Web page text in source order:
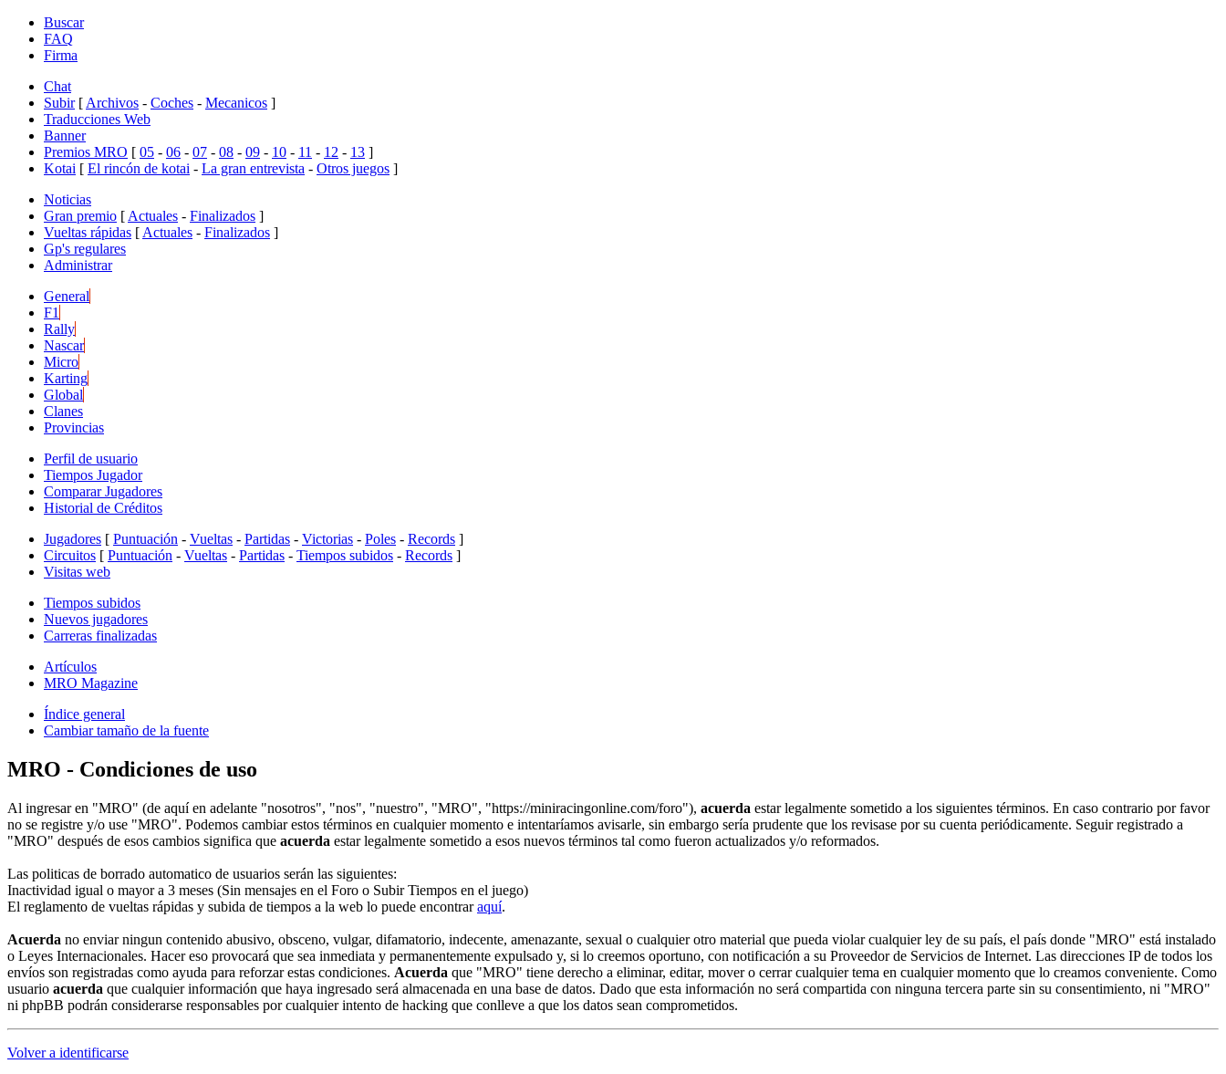
Buscar
FAQ
Firma
Chat
Subir [ Archivos - Coches - Mecanicos ]
Traducciones Web
Banner
Premios MRO [ 05 - 06 - 07 - 08 - 09 - 10 - 11 - 12 - 13 ]
Kotai [ El rincón de kotai - La gran entrevista - Otros juegos ]
Noticias
Gran premio [ Actuales - Finalizados ]
Vueltas rápidas [ Actuales - Finalizados ]
Gp's regulares
Administrar
General
F1
Rally
Nascar
Micro
Karting
Global
Clanes
Provincias
Perfil de usuario
Tiempos Jugador
Comparar Jugadores
Historial de Créditos
Jugadores [ Puntuación - Vueltas - Partidas - Victorias - Poles - Records ]
Circuitos [ Puntuación - Vueltas - Partidas - Tiempos subidos - Records ]
Visitas web
Tiempos subidos
Nuevos jugadores
Carreras finalizadas
Artículos
MRO Magazine
Índice general
Cambiar tamaño de la fuente
MRO - Condiciones de uso
Al ingresar en "MRO" (de aquí en adelante "nosotros", "nos", "nuestro", "MRO", "https://miniracingonline.com/foro"), acuerda estar legalmente sometido a los siguientes términos. En caso contrario por favor
no se registre y/o use "MRO". Podemos cambiar estos términos en cualquier momento e intentaríamos avisarle, sin embargo sería prudente que los revisase por su cuenta periódicamente. Seguir registrado a
"MRO" después de esos cambios significa que acuerda estar legalmente sometido a esos nuevos términos tal como fueron actualizados y/o reformados.
Las politicas de borrado automatico de usuarios serán las siguientes:
Inactividad igual o mayor a 3 meses (Sin mensajes en el Foro o Subir Tiempos en el juego)
El reglamento de vueltas rápidas y subida de tiempos a la web lo puede encontraraquí.
Acuerda no enviar ningun contenido abusivo, obsceno, vulgar, difamatorio, indecente, amenazante, sexual o cualquier otro material que pueda violar cualquier ley de su país, el país donde "MRO" está instalado
o Leyes Internacionales. Hacer eso provocará que sea inmediata y permanentemente expulsado y, si lo creemos oportuno, con notificación a su Proveedor de Servicios de Internet. Las direcciones IP de todos los
envíos son registradas como ayuda para reforzar estas condiciones. Acuerda que "MRO" tiene derecho a eliminar, editar, mover o cerrar cualquier tema en cualquier momento que lo creamos conveniente. Como
usuario acuerda que cualquier información que haya ingresado será almacenada en una base de datos. Dado que esta información no será compartida con ninguna tercera parte sin su consentimiento, ni "MRO"
ni phpBB podrán considerarse responsables por cualquier intento de hacking que conlleve a que los datos sean comprometidos.
Volver a identificarse